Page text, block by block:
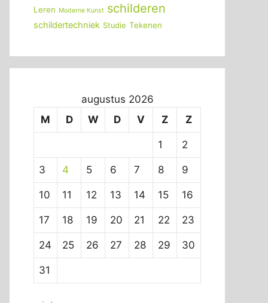
Leren Moderne Kunst schilderen
schildertechniek Studie Tekenen
augustus 2026
M
D W D V Z Z
1 2
3 4 5 6 7 8 9
10 11 12 13 14 15 16
17 18 19 20 21 22 23
24 25 26 27 28 29 30
31